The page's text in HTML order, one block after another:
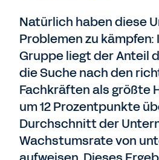
Natürlich haben diese
Problemen zu kämpfen:
Gruppe liegt der Anteil
die Suche nach den
Fachkräften als größte
um 12 Prozentpunkte
Durchschnitt der
Wachstumsrate von